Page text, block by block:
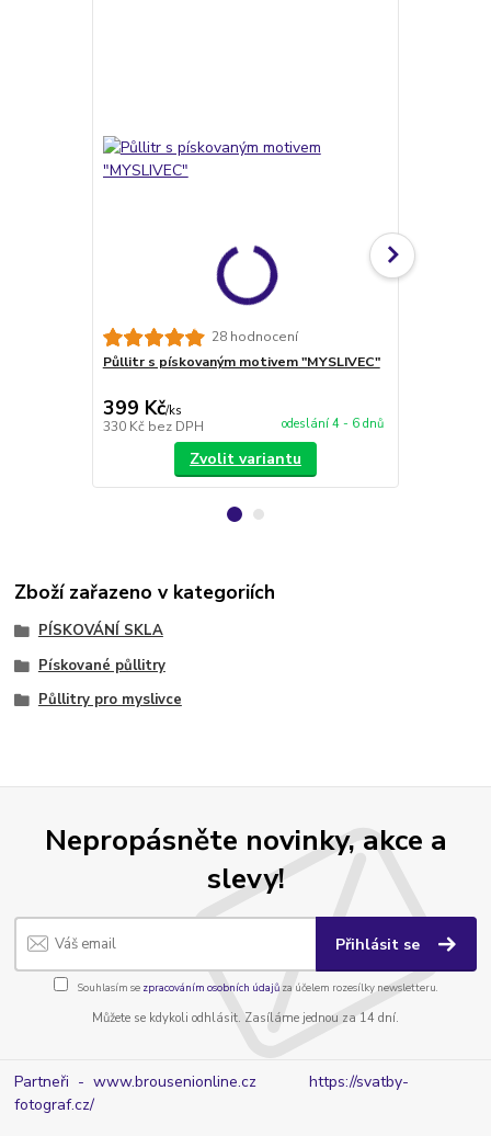
28 hodnocení
Půllitr s pískovaným motivem "MYSLIVEC"
399 Kč/ks
330 Kč bez DPH odeslání 4 - 6 dnů
Zvolit variantu
Zboží zařazeno v kategoriích
PÍSKOVÁNÍ SKLA
Pískované půllitry
Půllitry pro myslivce
Nepropásněte novinky, akce a
slevy!
Přihlásit se
Souhlasím se zpracováním osobních údajůza účelem rozesílky newsletteru.
Můžete se kdykoli odhlásit. Zasíláme jednou za 14 dní.
Partneři - www.brousenionline.czhttps://svatby-
fotograf.cz/